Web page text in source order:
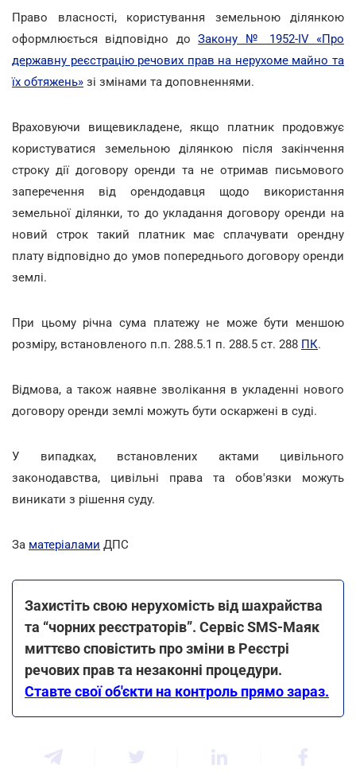
Право власності, користування земельною ділянкою
оформлюється відповідно доЗакону № 1952-IV «Про
державну реєстрацію речових прав на нерухоме майно та
їх обтяжень» зі змінами та доповненнями.
Враховуючи вищевикладене, якщо платник продовжує
користуватися земельною ділянкою після закінчення
строку дії договору оренди та не отримав письмового
заперечення від орендодавця щодо використання
земельної ділянки, то до укладання договору оренди на
новий строк такий платник має сплачувати орендну
плату відповідно до умов попереднього договору оренди
землі.
При цьому річна сума платежу не може бути меншою
розміру, встановленого п.п. 288.5.1 п. 288.5 ст. 288 ПК.
Відмова, а також наявне зволікання в укладенні нового
договору оренди землі можуть бути оскаржені в суді.
У випадках, встановлених актами цивільного
законодавства, цивільні права та обов'язки можуть
виникати з рішення суду.
За матеріалами ДПС
Захистіть свою нерухомість від шахрайства
та “чорних реєстраторів”. Сервіс SMS-Маяк
миттєво сповістить про зміни в Реєстрі
речових прав та незаконні процедури.
Ставте свої об'єкти на контроль прямо зараз.